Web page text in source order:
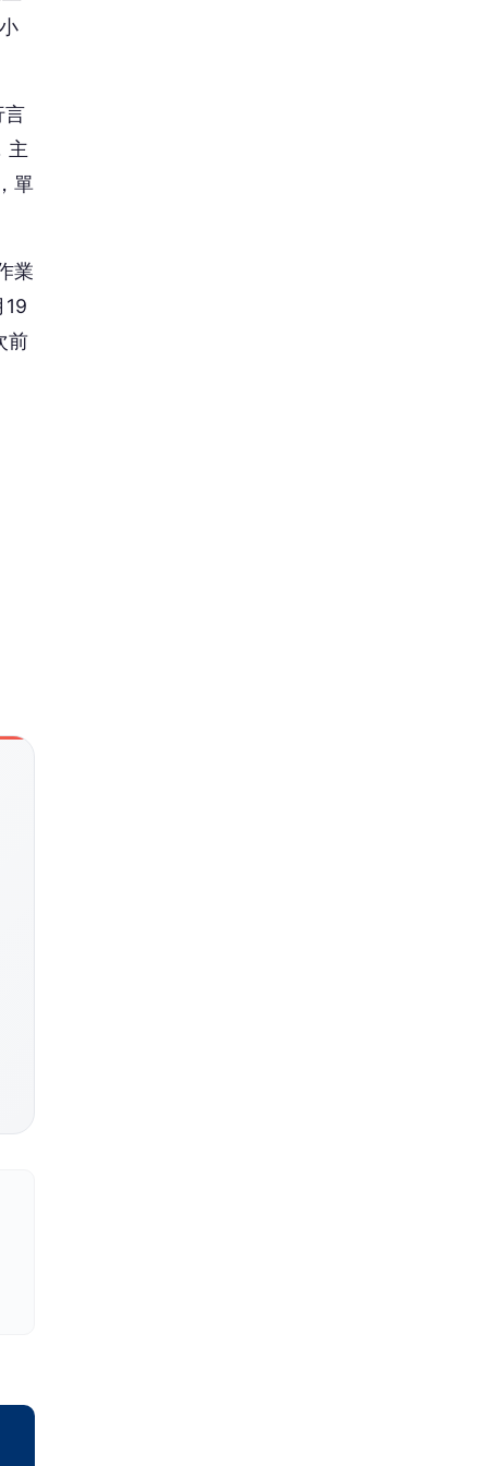
言
主
單
業
19
前